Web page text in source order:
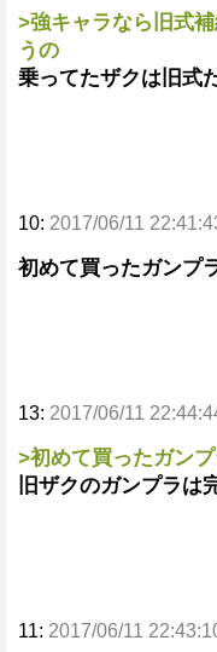
>強キャラなら旧式
うの
乗ってたザクは旧式
10: 2017/06/11
初めて買ったガンプ
13: 2017/06/11
>初めて買ったガン
旧ザクのガンプラは
11: 2017/06/11